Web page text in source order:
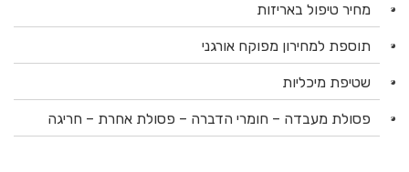
מחיר טיפול באריזות
תוספת למחירון מפוקח אורגני
שטיפת מיכליות
פסולת מעבדה – חומרי הדברה – פסולת אחרת – חריגה